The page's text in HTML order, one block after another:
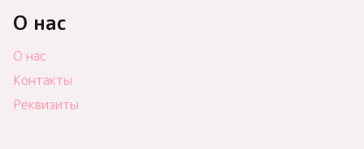
О нас
О нас
Контакты
Реквизиты